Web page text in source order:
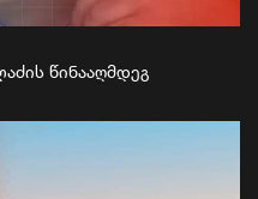
წინააღმდეგ